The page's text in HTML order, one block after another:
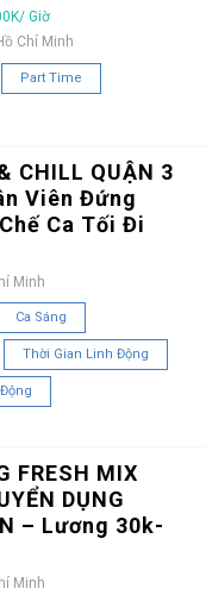
Giờ
Chí Minh
Part Time
CHILL QUẬN 3
Viên Đứng
Ca Tối Đi
Minh
Ca Sáng
Thời Gian Linh Động
FRESH MIX
DỤNG
– Lương 30k-
Minh